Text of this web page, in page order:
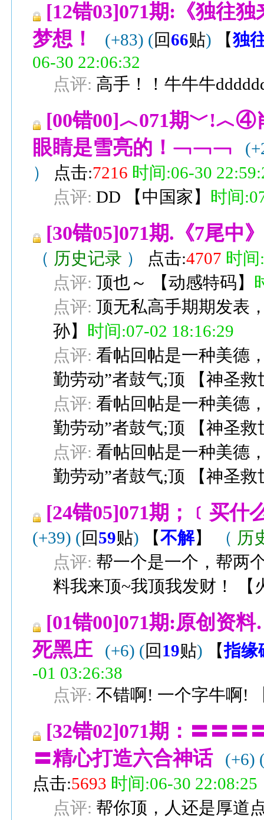
[12错03]071期:《独往
梦想！
(+83) (回66贴) 【独
06-30 22:06:32
点评: 高手！！牛牛牛
[00错00]︿071期﹀!︿④
眼睛是雪亮的！﹁﹁﹁
）
点击:7216 时间:06-30
点评: DD 【中国家 】 时间
[30错05]071期.《7尾中
（ 历史记录 ） 点击:4707 时间
点评: 顶也～ 【动感特码】
点评: 顶无私高手期期发表
孙】 时间:07-02 18:16:29
点评: 看帖回帖是一种美德
勤劳动”者鼓气;顶
【神圣救
点评: 看帖回帖是一种美德
勤劳动”者鼓气;顶
【神圣救
点评: 看帖回帖是一种美德
勤劳动”者鼓气;顶
【神圣救
[24错05]071期；﹝买
(+39) (回59贴) 【不解】 （ 历
点评: 帮一个是一个，帮两
料我来顶~我顶我发财！
【
[01错00]071期:原创资
死黑庄
(+6) (回 19贴) 【指缘
-01 03:26:38
点评: 不错啊! 一个字牛啊!
[32错02]071期：〓〓
〓精心打造六合神话
(+6)
点击:5693 时间:06-30 22:08:25
点评: 帮你顶，人还是厚道